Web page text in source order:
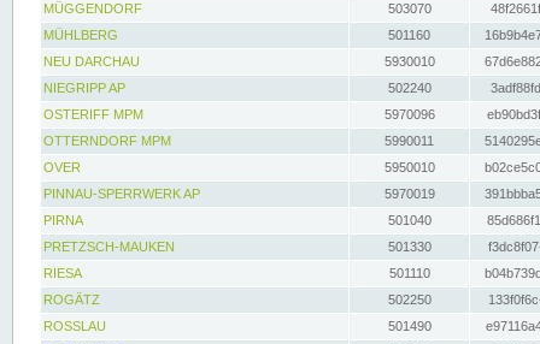
MÜGGENDORF
503070
MÜHLBERG
501160
NEU DARCHAU
5930010
NIEGRIPP AP
502240
OSTERIFF MPM
5970096
OTTERNDORF MPM
5990011
OVER
5950010
PINNAU-SPERRWERK AP
5970019
PIRNA
501040
PRETZSCH-MAUKEN
501330
RIESA
501110
ROGÄTZ
502250
ROSSLAU
501490